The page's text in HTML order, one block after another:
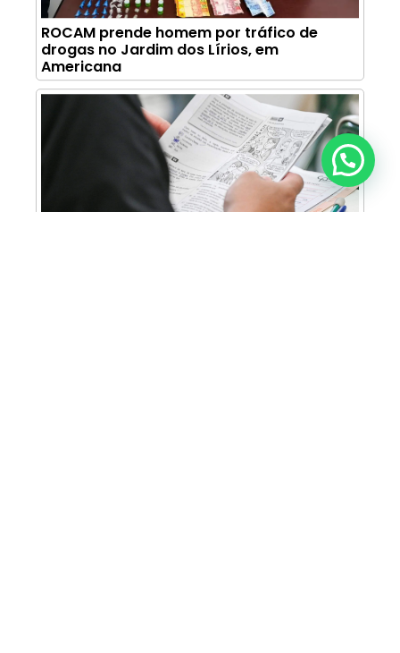
ROCAM prende homem por tráfico de
drogas no Jardim dos Lírios, em
Americana
Anunciar ou recomendar matéria